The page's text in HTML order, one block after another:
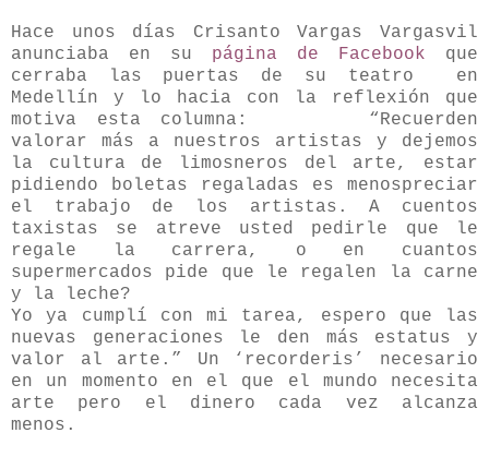
Hace unos días Crisanto Vargas Vargasvil
anunciaba en su página de Facebook que
cerraba las puertas de su teatro en
Medellín y lo hacia con la reflexión que
motiva esta columna: “Recuerden
valorar más a nuestros artistas y dejemos
la cultura de limosneros del arte, estar
pidiendo boletas regaladas es menospreciar
el trabajo de los artistas. A cuentos
taxistas se atreve usted pedirle que le
regale la carrera, o en cuantos
supermercados pide que le regalen la carne
y la leche?
Yo ya cumplí con mi tarea, espero que las
nuevas generaciones le den más estatus y
valor al arte.” Un ‘recorderis’ necesario
en un momento en el que el mundo necesita
arte pero el dinero cada vez alcanza
menos.